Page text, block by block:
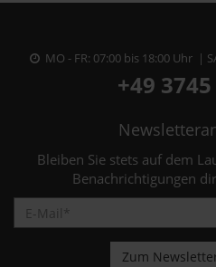
MO - FR: 07:00 bis 18:00 Uhr |
+49
Bleiben Sie stets auf dem
Benachrichtigungen